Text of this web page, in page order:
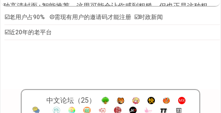
种高清封面+智能推荐，这里可能会让你感到粗糙，但也正是这种粗
糙，形成了它独特的气质——一个充满野味的情色社区。
注册门槛：一张难求的邀请码
这种限制反而塑造了一种特别的归属感：一旦你拿到了邀请码，就好像
加入了一个只对内部人开放的秘密情色论坛。
☑️老用户占90% ⛒需现有用户的邀请码才能注册 ☑️时政新闻
☑️近20年的老平台
中文论坛（25）